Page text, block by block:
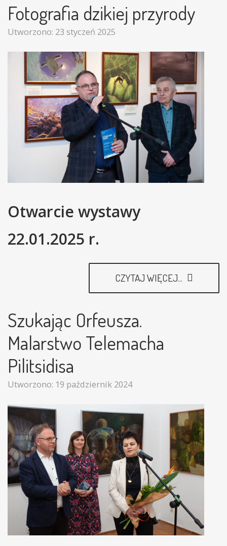
Fotografia dzikiej przyrody
Utworzono: 23 styczeń 2025
Otwarcie wystawy
22.01.2025 r.
CZYTAJ WIĘCEJ...
Szukając Orfeusza.
Malarstwo Telemacha
Pilitsidisa
Utworzono: 19 październik 2024